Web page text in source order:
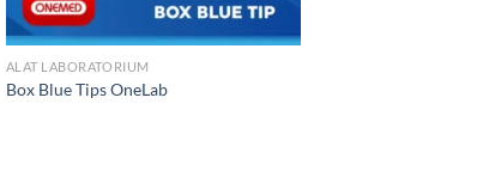
ALAT LABORATORIUM
Box Blue Tips OneLab